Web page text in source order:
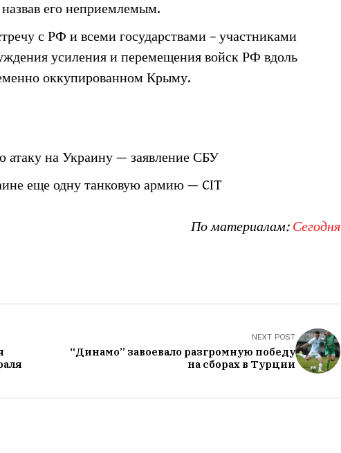
его неприемлемым.
с РФ и всеми государствами – участниками
усиления и перемещения войск РФ вдоль
оккупированном Крыму.
атаку на Украину — заявление СБУ
еще одну танковую армию — CIT
По материалам: Сегодня
NEXT POST
“Динамо” завоевало разгромную победу
на сборах в Турции